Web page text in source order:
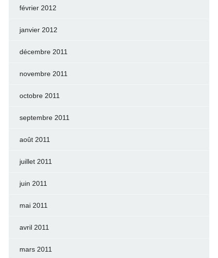
février 2012
janvier 2012
décembre 2011
novembre 2011
octobre 2011
septembre 2011
août 2011
juillet 2011
juin 2011
mai 2011
avril 2011
mars 2011